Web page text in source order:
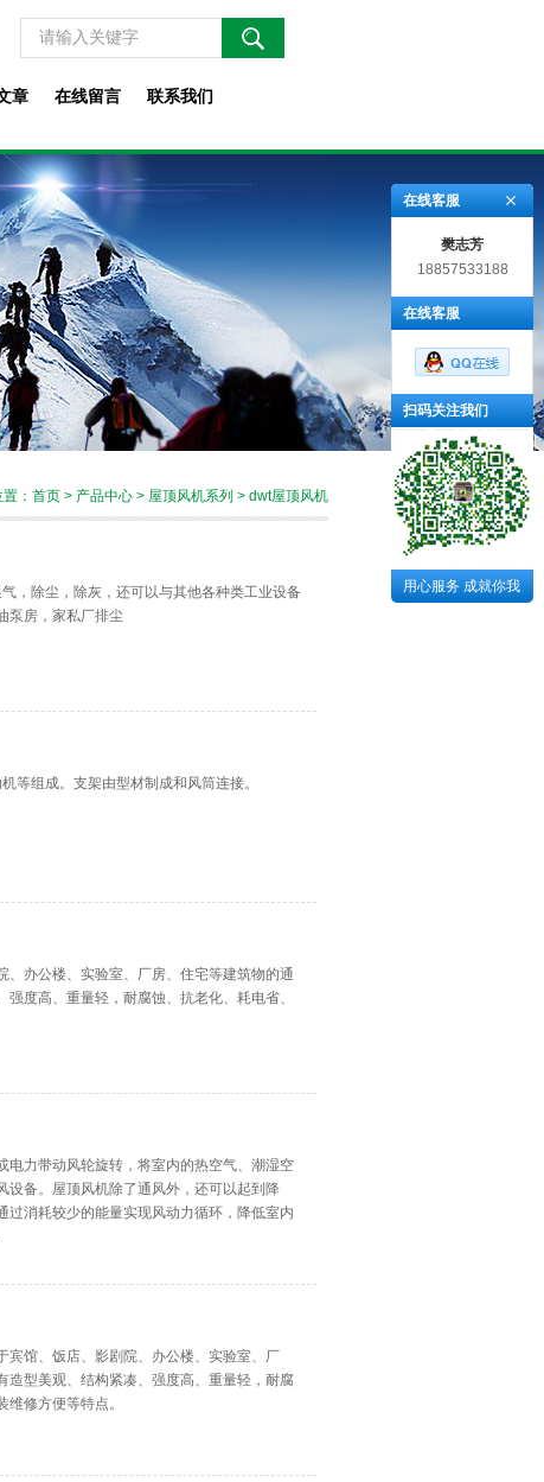
章 在线留言 联系我们
： 首页 > 产品中心 > 屋顶风机系列 > dwt屋顶风机
，除尘，除灰，还可以与其他各种类工业设备
泵房，家私厂排尘
等组成。支架由型材制成和风筒连接。
办公楼、实验室、厂房、住宅等建筑物的通
度高、重量轻，耐腐蚀、抗老化、耗电省、
电力带动风轮旋转，将室内的热空气、潮湿空
设备。屋顶风机除了通风外，还可以起到降
消耗较少的能量实现风动力循环，降低室内
宾馆、饭店、影剧院、办公楼、实验室、厂
造型美观、结构紧凑、强度高、重量轻，耐腐
修方便等特点。
在线客服
樊志芳
18857533188
在线客服
扫码关注我们
用心服务 成就你我